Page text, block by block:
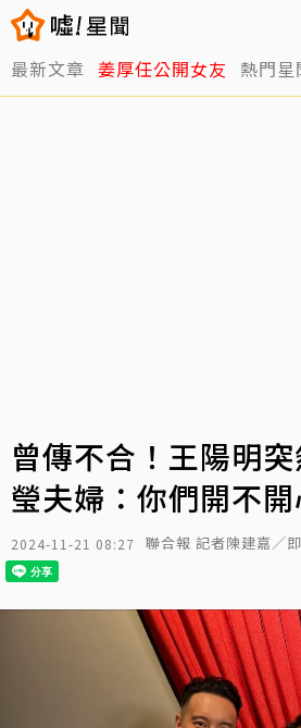
最新文章 姜厚任公開女友 熱門星
曾傳不合！王陽明
瑩夫婦：你們開不開
2024-11-21 08:27 聯合報 記者陳建嘉／